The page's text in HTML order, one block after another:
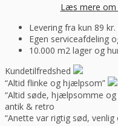
Læs mere om
Levering fra kun 89
Egen serviceafdeling
10.000 m2 lager og
Kundetilfredshed
“Altid flinke og hjælpsom”
“Altid søde, hjælpsomme og
antik & retro
“Anette var rigtig sød,